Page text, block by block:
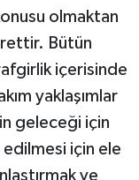
olmaktan
Bütün
içerisinde
yaklaşımlar
geleceği için
için ele
ve